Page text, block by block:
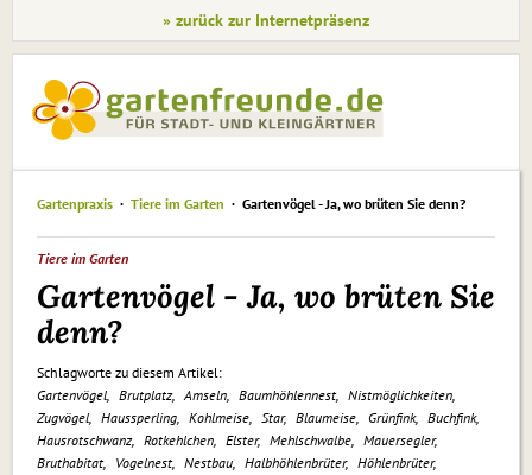
» zurück zur Internetpräsenz
Gartenpraxis Tiere im Garten Gartenvögel - Ja, wo brüten Sie denn?
Tiere im Garten
Gartenvögel - Ja, wo brüten Sie
denn?
Schlagworte zu diesem Artikel:
Gartenvögel
Brutplatz Amseln Baum­höh­len­nest
Nistmöglichkeiten
Zugvögel
Haussperling Kohlmeise Star Blaumeise Grünfink
Buch­fink
Hausrotschwanz
Rotkehlchen Elster Mehl­schwal­be
Mauersegler
Bruthabitat
Vogelnest Nestbau Halbhöhlenbrüter
Höhlenbrüter